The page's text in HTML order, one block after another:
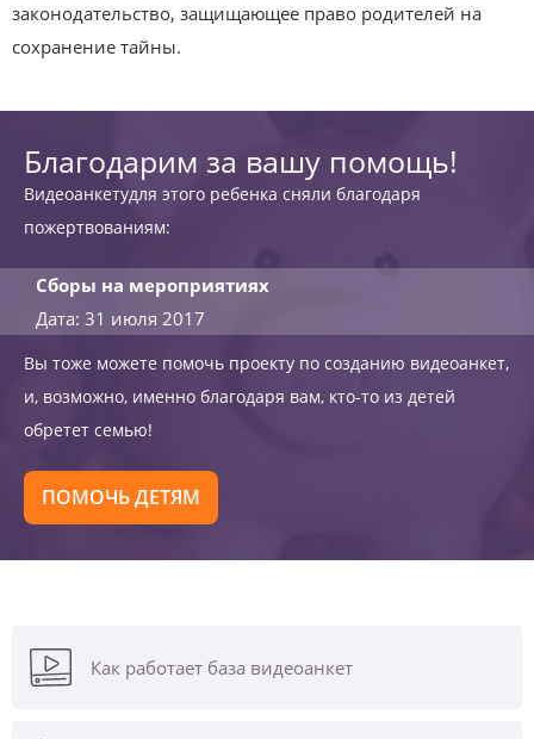
законодательство, защищающее право родителей на
сохранение тайны.
Благодарим за вашу помощь!
Видеоанкетудля этого ребенка сняли благодаря
пожертвованиям:
Сборы на мероприятиях
Дата: 31 июля 2017
Вы тоже можете помочь проекту по созданию видеоанкет,
и, возможно, именно благодаря вам, кто-то из детей
обретет семью!
ПОМОЧЬ ДЕТЯМ
Как работает база видеоанкет